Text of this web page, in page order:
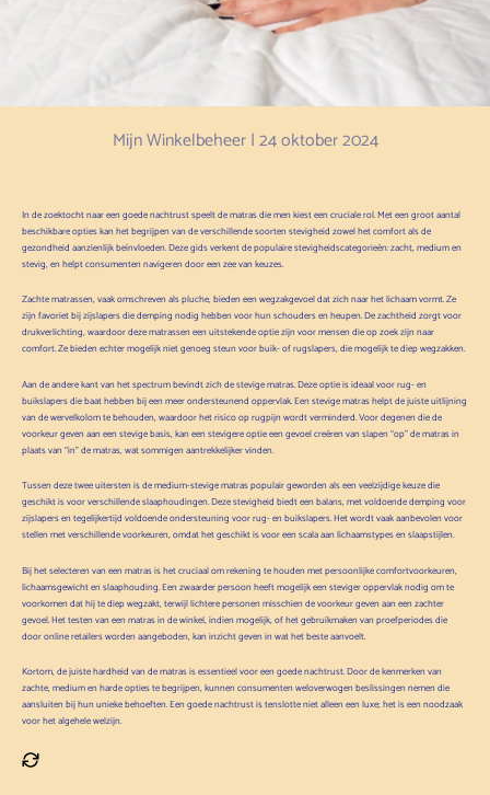
Mijn Winkelbeheer |24 oktober 2024
In de zoektocht naar een goede nachtrust speelt de matras die men kiest een cruciale rol. Met een groot aantal
beschikbare opties kan het begrijpen van de verschillende soorten stevigheid zowel het comfort als de
gezondheid aanzienlijk beïnvloeden. Deze gids verkent de populaire stevigheidscategorieën: zacht, medium en
stevig, en helpt consumenten navigeren door een zee van keuzes.
Zachte matrassen, vaak omschreven als pluche, bieden een wegzakgevoel dat zich naar het lichaam vormt. Ze
zijn favoriet bij zijslapers die demping nodig hebben voor hun schouders en heupen. De zachtheid zorgt voor
drukverlichting, waardoor deze matrassen een uitstekende optie zijn voor mensen die op zoek zijn naar
comfort. Ze bieden echter mogelijk niet genoeg steun voor buik- of rugslapers, die mogelijk te diep wegzakken.
Aan de andere kant van het spectrum bevindt zich de stevige matras. Deze optie is ideaal voor rug- en
buikslapers die baat hebben bij een meer ondersteunend oppervlak. Een stevige matras helpt de juiste uitlijning
van de wervelkolom te behouden, waardoor het risico op rugpijn wordt verminderd. Voor degenen die de
voorkeur geven aan een stevige basis, kan een stevigere optie een gevoel creëren van slapen “op” de matras in
plaats van “in” de matras, wat sommigen aantrekkelijker vinden.
Tussen deze twee uitersten is de medium-stevige matras populair geworden als een veelzijdige keuze die
geschikt is voor verschillende slaaphoudingen. Deze stevigheid biedt een balans, met voldoende demping voor
zijslapers en tegelijkertijd voldoende ondersteuning voor rug- en buikslapers. Het wordt vaak aanbevolen voor
stellen met verschillende voorkeuren, omdat het geschikt is voor een scala aan lichaamstypes en slaapstijlen.
Bij het selecteren van een matras is het cruciaal om rekening te houden met persoonlijke comfortvoorkeuren,
lichaamsgewicht en slaaphouding. Een zwaarder persoon heeft mogelijk een steviger oppervlak nodig om te
voorkomen dat hij te diep wegzakt, terwijl lichtere personen misschien de voorkeur geven aan een zachter
gevoel. Het testen van een matras in de winkel, indien mogelijk, of het gebruikmaken van proefperiodes die
door online retailers worden aangeboden, kan inzicht geven in wat het beste aanvoelt.
Kortom, de juiste hardheid van de matras is essentieel voor een goede nachtrust. Door de kenmerken van
zachte, medium en harde opties te begrijpen, kunnen consumenten weloverwogen beslissingen nemen die
aansluiten bij hun unieke behoeften. Een goede nachtrust is tenslotte niet alleen een luxe; het is een noodzaak
voor het algehele welzijn.